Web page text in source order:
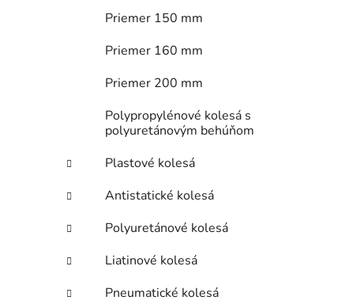
Priemer 150 mm
Priemer 160 mm
Priemer 200 mm
Polypropylénové kolesá s
polyuretánovým behúňom
Plastové kolesá
Antistatické kolesá
Polyuretánové kolesá
Liatinové kolesá
Pneumatické kolesá